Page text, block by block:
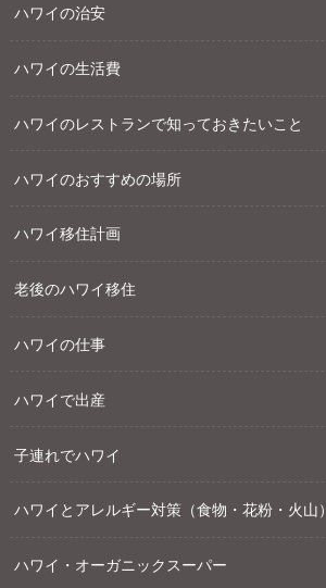
ハワイの治安
ハワイの生活費
ハワイのレストランで知っておきたいこと
ハワイのおすすめの場所
ハワイ移住計画
老後のハワイ移住
ハワイの仕事
ハワイで出産
子連れでハワイ
ハワイとアレルギー対策（食物・花粉・火山）
ハワイ・オーガニックスーパー